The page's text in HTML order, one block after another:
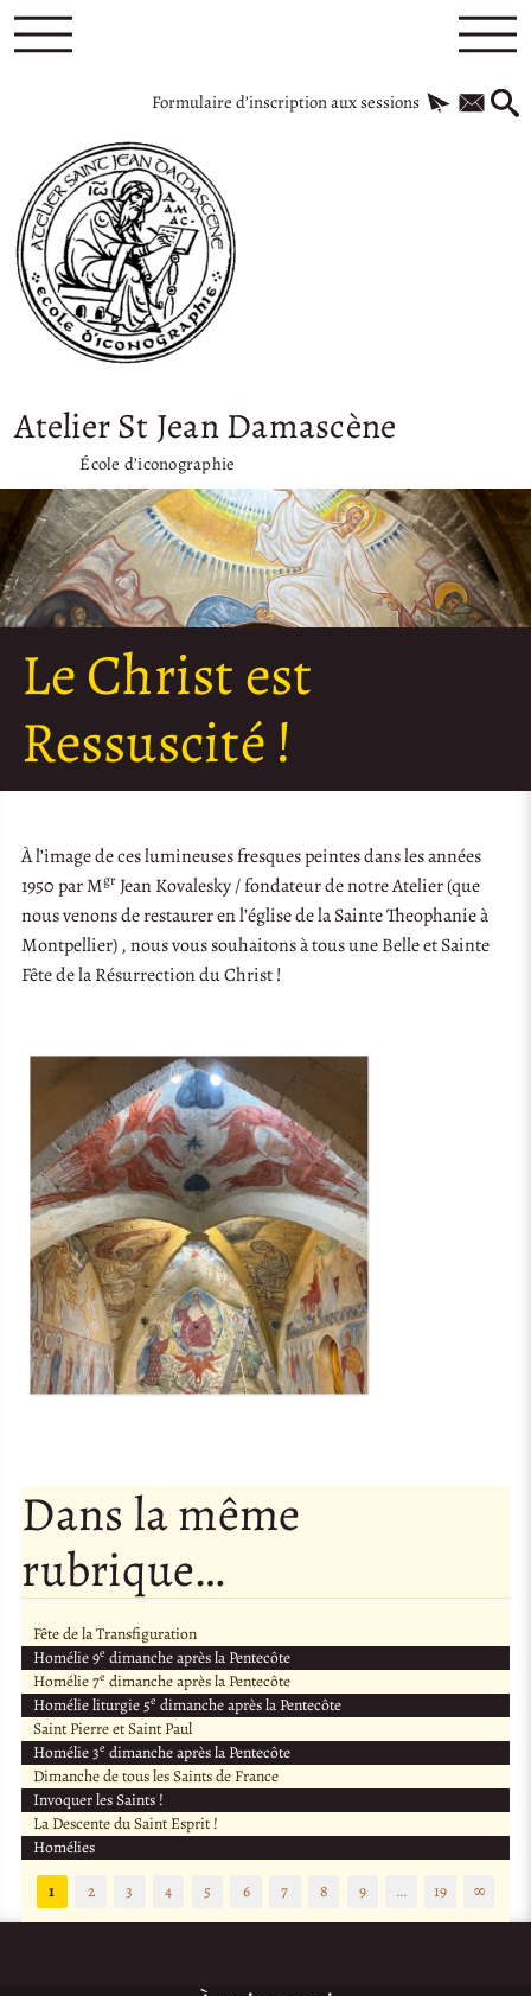
Formulaire d’inscription aux sessions
Atelier St Jean Damascène
École d’iconographie
Le Christ est
Ressuscité !
À l’image de ces lumineuses fresques peintes dans les années
1950 par MgrJean Kovalesky / fondateur de notre Atelier (que
nous venons de restaurer en l’église de la Sainte Theophanie à
Montpellier) , nous vous souhaitons à tous une Belle et Sainte
Fête de la Résurrection du Christ !
Dans la même
rubrique…
Fête de la Transfiguration
Homélie 9e dimanche après la Pentecôte
Homélie 7e dimanche après la Pentecôte
Homélie liturgie 5e dimanche après la Pentecôte
Saint Pierre et Saint Paul
Homélie 3e dimanche après la Pentecôte
Dimanche de tous les Saints de France
Invoquer les Saints !
La Descente du Saint Esprit !
Homélies
1
2 3 4 5 6 7 8 9 … 19 ∞